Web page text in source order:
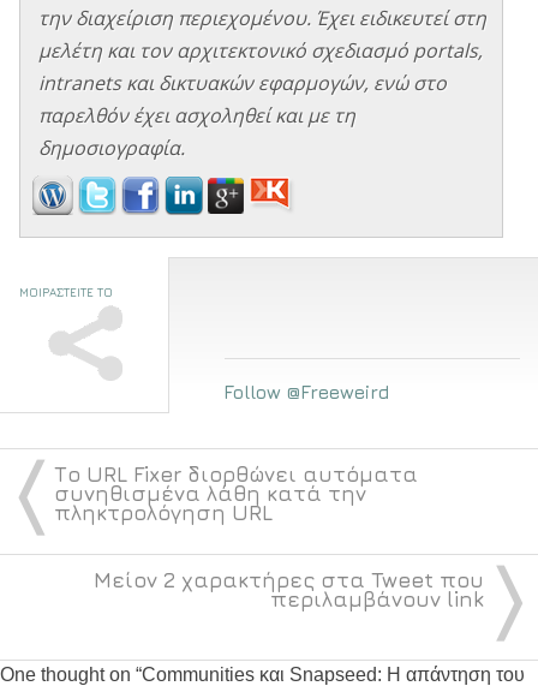
την διαχείριση περιεχομένου. Έχει ειδικευτεί στη
μελέτη και τον αρχιτεκτονικό σχεδιασμό portals,
intranets και δικτυακών εφαρμογών, ενώ στο
παρελθόν έχει ασχοληθεί και με τη
δημοσιογραφία.
ΜΟΙΡΑΣΤΕΙΤΕ ΤΟ
Follow @Freeweird
〈 Το URL Fixer διορθώνει αυτόματα
συνηθισμένα λάθη κατά την
πληκτρολόγηση URL
〉
Μείον 2 χαρακτήρες στα Tweet που
περιλαμβάνουν link
One thought on “Communities και Snapseed: Η απάντηση του